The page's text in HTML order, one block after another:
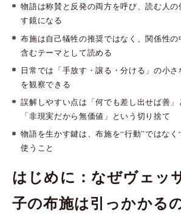
物語は称賛と反発の両方を呼び、読む人
す鏡になる
布施は自己犠牲の推奨ではなく、関係性
含むテーマとして読める
日常では「手放す・譲る・分ける」の小
を観察できる
誤解しやすい点は「何でも差し出せば善
「非現実だから無価値」という切り捨て
物語を生かす鍵は、布施を“行動”ではなく
使うこと
はじめに：なぜヴェッ
子の布施は引っかかる